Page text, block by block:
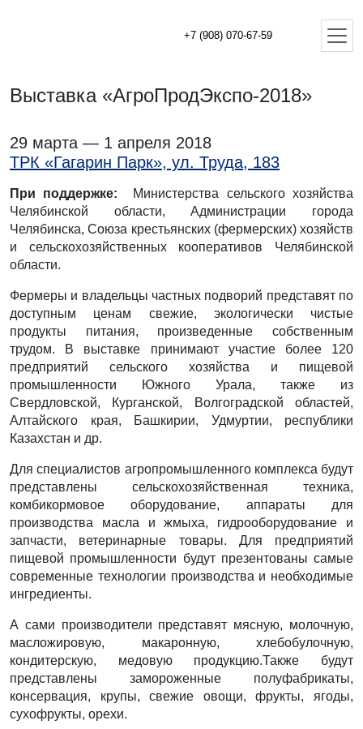
+7 (908) 070-67-59
Выставка «АгроПродЭкспо-2018»
29 марта — 1 апреля 2018
ТРК «Гагарин Парк», ул. Труда, 183
При поддержке: Министерства сельского хозяйства
Челябинской области, Администрации города
Челябинска, Союза крестьянских (фермерских) хозяйств
и сельскохозяйственных кооперативов Челябинской
области.
Фермеры и владельцы частных подворий представят по
доступным ценам свежие, экологически чистые
продукты питания, произведенные собственным
трудом. В выставке принимают участие более 120
предприятий сельского хозяйства и пищевой
промышленности Южного Урала, также из
Свердловской, Курганской, Волгоградской областей,
Алтайского края, Башкирии, Удмуртии, республики
Казахстан и др.
Для специалистов агропромышленного комплекса будут
представлены сельскохозяйственная техника,
комбикормовое оборудование, аппараты для
производства масла и жмыха, гидрооборудование и
запчасти, ветеринарные товары. Для предприятий
пищевой промышленности будут презентованы самые
современные технологии производства и необходимые
ингредиенты.
А сами производители представят мясную, молочную,
масложировую, макаронную, хлебобулочную,
кондитерскую, медовую продукцию.Также будут
представлены замороженные полуфабрикаты,
консервация, крупы, свежие овощи, фрукты, ягоды,
сухофрукты, орехи.